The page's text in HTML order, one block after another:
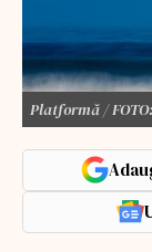
Platformă /